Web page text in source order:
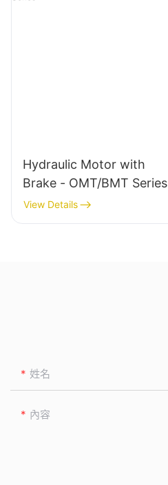
Hydraulic Motor with
Brake - OMT/BMT Series
View Details
姓名
內容